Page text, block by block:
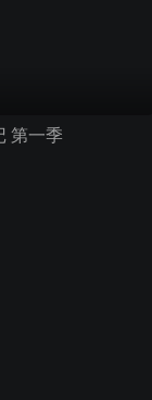
第一季